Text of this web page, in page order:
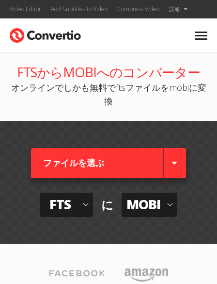
Video Editor Add Subtitles to Video Compress Video 詳細
FTSからMOBIへのコンバーター
オンラインでしかも無料でftsファイルをmobiに変
換
ファイルを選ぶ
FTS に MOBI